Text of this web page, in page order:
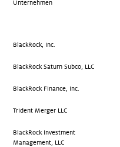
Unternehmen
BlackRock, Inc.
BlackRock Saturn Subco, LLC
BlackRock Finance, Inc.
Trident Merger LLC
BlackRock Investment
Management, LLC